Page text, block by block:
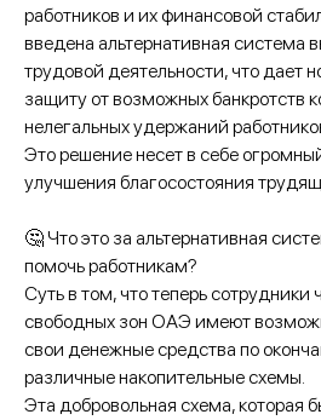
работников и их финансовой
введена альтернативная система
трудовой деятельности, что дает
защиту от возможных банкротств
нелегальных удержаний
Это решение несет в себе
улучшения благосостояния
🤔 Что это за альтернативная
помочь работникам?
Суть в том, что теперь сотрудники
свободных зон ОАЭ имеют
свои денежные средства по
различные накопительные схемы.
Эта добровольная схема, которая